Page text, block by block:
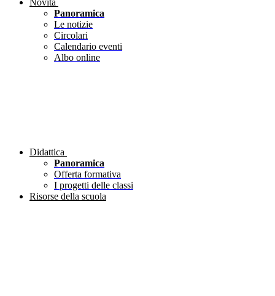
Novità
Panoramica
Le notizie
Circolari
Calendario eventi
Albo online
Didattica
Panoramica
Offerta formativa
I progetti delle classi
Risorse della scuola